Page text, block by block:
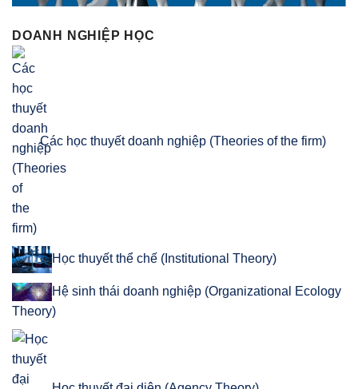
DOANH NGHIỆP HỌC
Các học thuyết doanh nghiệp (Theories of the firm)
Học thuyết thể chế (Institutional Theory)
Hệ sinh thái doanh nghiệp (Organizational Ecology
Theory)